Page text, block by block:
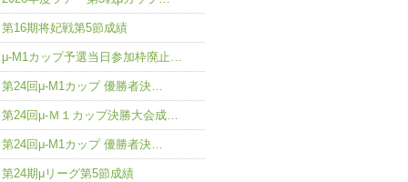
第16期将妃戦第5節成績
μ-M1カップ予選当日参加枠廃止…
第24回μ-M1カップ 優勝者決…
第24回μ-Ｍ１カップ決勝大会成…
第24回μ-M1カップ 優勝者決…
第24期μリーグ第5節成績